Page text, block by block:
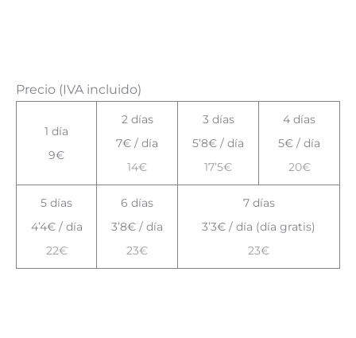
Precio (IVA incluido)
1 día
9€
2 días
7€ / día
14€
3 días
5’8€ / día
17’5€
4 días
5€ / día
20€
5 días
4’4€ / día
22€
6 días
3’8€ / día
23€
7 días
3’3€ / día (día gratis)
23€